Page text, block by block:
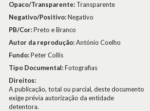
Opaco/Transparente: Transparente
Negativo/Positivo:Negativo
PB/Cor:Preto e Branco
Autor da reprodução:António Coelho
Fundo:Peter Collis
Tipo Documental:Fotografias
Direitos:
A publicação, total ou parcial, deste documento
exige prévia autorização da entidade
detentora.